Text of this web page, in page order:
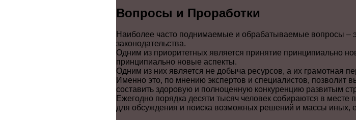
Вопросы и Проработки
Наиболее часто поднимаемые и обрабатываемые вопросы –
законодательства.
Одним из приоритетных является принятие принципиально
принципиально новые аспекты.
Одним из них является не добыча ресурсов, а их грамотная
Именно это, по мнению экспертов и специалистов, позволит
составить здоровую и полноценную конкуренцию развитым
Ежегодно порядка десяти тысяч человек собираются в месте
для обсуждения и поиска возможных решений и массы иных,